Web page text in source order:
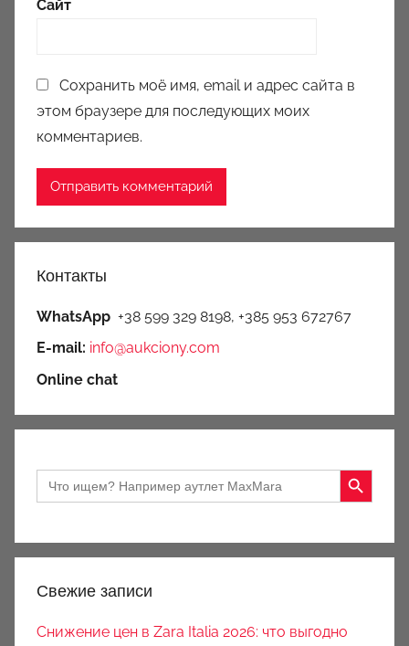
Сайт
Сохранить моё имя, email и адрес сайта в
этом браузере для последующих моих
комментариев.
Контакты
WhatsApp +38 599 329 8198, +385 953 672767
E-mail: info@aukciony.com
Online chat
Search
for:
Search Button
Свежие записи
Снижение цен в Zara Italia 2026: что выгодно